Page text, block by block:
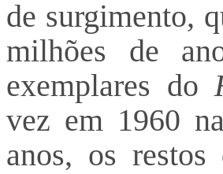
de surgimento,
milhões de
exemplares do
vez em 1960
anos, os